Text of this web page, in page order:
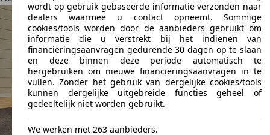
wordt op gebruik gebaseerde informatie verzonden naar
dealers waarmee u contact opneemt. Sommige
cookies/tools worden door de aanbieders gebruikt om
informatie die u verstrekt bij het indienen van
financieringsaanvragen gedurende 30 dagen op te slaan
en deze binnen deze periode automatisch te
hergebruiken om nieuwe financieringsaanvragen in te
vullen. Zonder het gebruik van dergelijke cookies/tools
kunnen dergelijke uitgebreide functies geheel of
gedeeltelijk niet worden gebruikt.
We werken met 263 aanbieders.